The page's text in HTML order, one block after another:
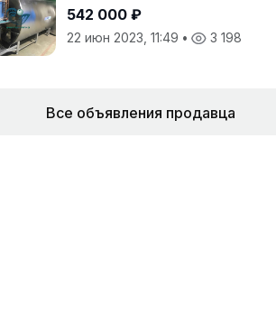
542 000 ₽
22 июн 2023, 11:49 • 3 198
Все объявления продавца